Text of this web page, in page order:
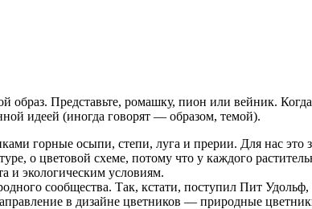
образ. Представьте, ромашку, пион или вейник.
идеей (иногда говорят — образом, темой).
горные осыпи, степи, луга и прерии. Для нас
о цветовой схеме, потому что у каждого
и экологическим условиям.
сообщества. Так, кстати, поступил Пит
в дизайне цветников — природные